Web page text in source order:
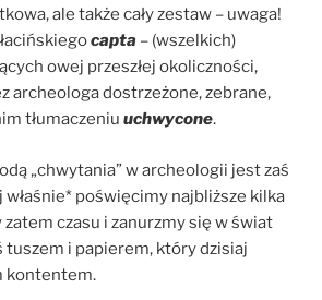
ale także cały zestaw – uwaga!
capta – (wszelkich)
owej przeszłej okoliczności,
archeologa dostrzeżone, zebrane,
tłumaczeniu uchwycone.
„chwytania” w archeologii jest zaś
właśnie* poświęcimy najbliższe kilka
czasu i zanurzmy się w świat
tuszem i papierem, który dzisiaj
kontentem.